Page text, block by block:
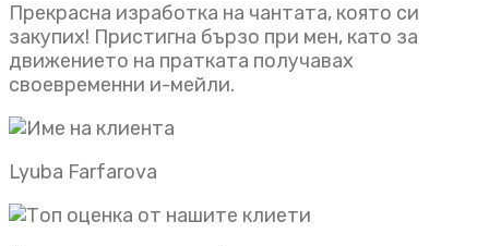
Прекрасна изработка на чантата, която си
закупих! Пристигна бързо при мен, като за
движението на пратката получавах
своевременни и-мейли.
Lyuba Farfarova